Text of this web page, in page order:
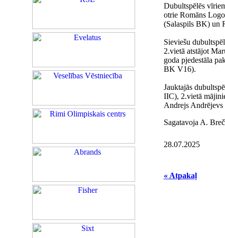
Dubultspēlēs
otrie Romāns
(Salaspils BK) un
Sieviešu
2.vietā atstājot
goda pjedestāla
BK V16).
Jauktajās
IIC), 2.vietā
Andrejs Andrējevs
Sagatavoja A.
28.07.2025
« Atpakaļ